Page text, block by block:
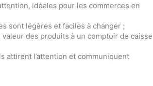
idéales pour les commerces en
sont légères et faciles à changer ;
des produits à un comptoir de caisse
attirent l’attention et communiquent